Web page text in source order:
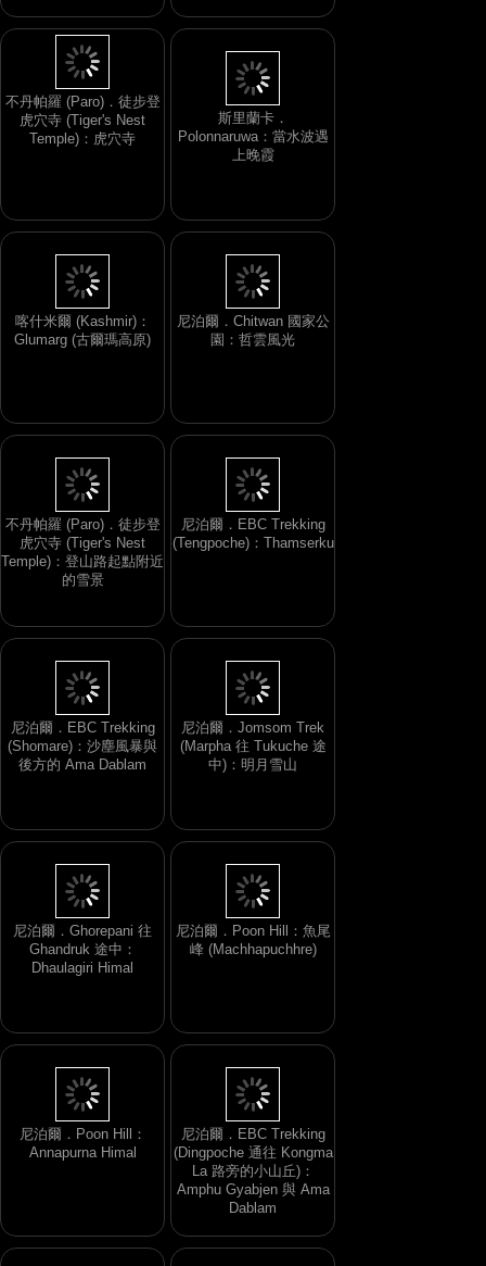
不丹帕羅 (Paro)．徒步登
虎穴寺 (Tiger's Nest
Temple)：虎穴寺
斯里蘭卡．
Polonnaruwa：當水波遇
上晚霞
喀什米爾 (Kashmir)：
Glumarg (古爾瑪高原)
尼泊爾．Chitwan 國家公
園：哲雲風光
不丹帕羅 (Paro)．徒步登
虎穴寺 (Tiger's Nest
Temple)：登山路起點附近
的雪景
尼泊爾．EBC Trekking
(Tengpoche)：Thamserku
尼泊爾．EBC Trekking
(Shomare)：沙塵風暴與
後方的 Ama Dablam
尼泊爾．Jomsom Trek
(Marpha 往 Tukuche 途
中)：明月雪山
尼泊爾．Ghorepani 往
Ghandruk 途中：
Dhaulagiri Himal
尼泊爾．Poon Hill：魚尾
峰 (Machhapuchhre)
尼泊爾．Poon Hill：
Annapurna Himal
尼泊爾．EBC Trekking
(Dingpoche 通往 Kongma
La 路旁的小山丘)：
Amphu Gyabjen 與 Ama
Dablam